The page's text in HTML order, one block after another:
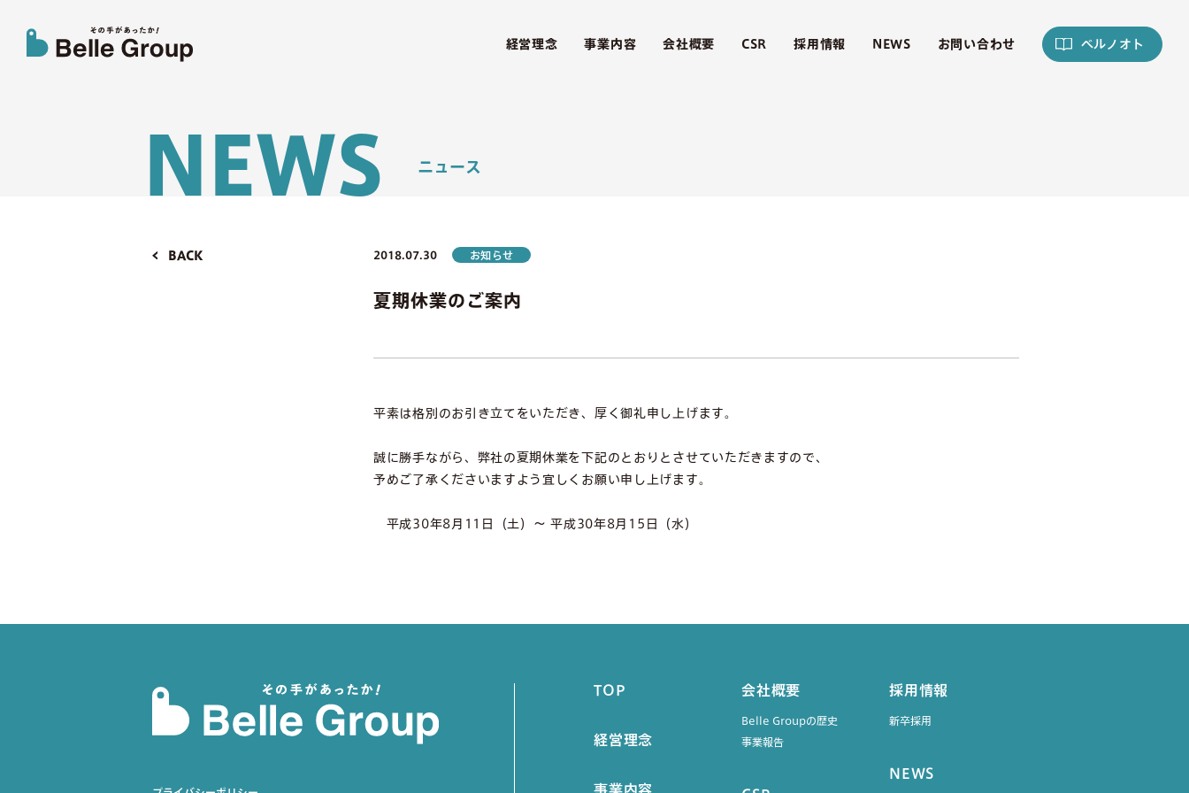
経営理念 事業内容 会社概要 CSR 採用情報 NEWS お問い合わせ ベルノオト
N EWS
BACK 2018.07.30 お知らせ
夏期休業のご案内
平素は格別のお引き立てをいただき、厚く御礼申し上げます。
誠に勝手ながら、弊社の夏期休業を下記のとおりとさせていただきますので、
予めご了承くださいますよう宜しくお願い申し上げます。
平成30年8月11日（土）～ 平成30年8月15日（水）
TOP
経営理念
事業内容
会社概要
Belle Groupの歴史
事業報告
採用情報
新卒採用
NEWS